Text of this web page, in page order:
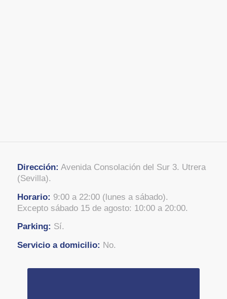
Dirección: Avenida Consolación del Sur 3. Utrera
(Sevilla).
Horario: 9:00 a 22:00 (lunes a sábado).
Excepto sábado 15 de agosto: 10:00 a 20:00.
Parking: Sí.
Servicio a domicilio: No.